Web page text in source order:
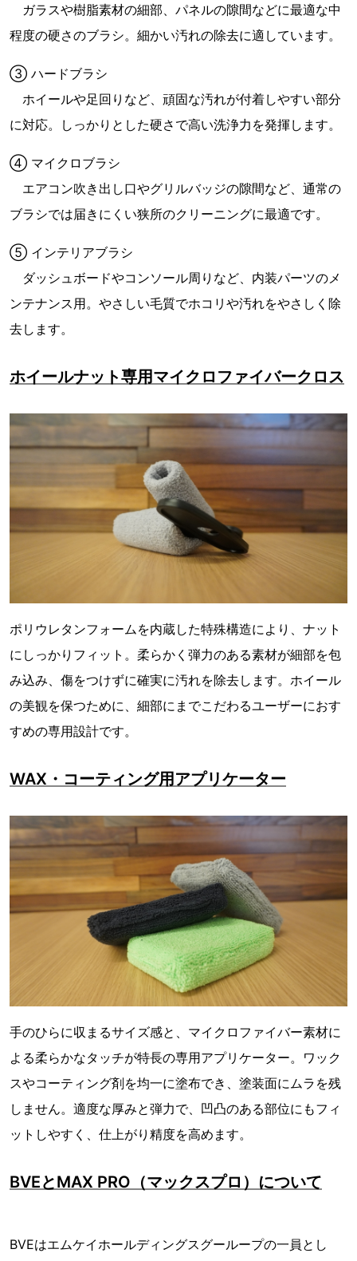
ガラスや樹脂素材の細部、パネルの隙間などに最適な中
程度の硬さのブラシ。細かい汚れの除去に適しています。
③ ハードブラシ
ホイールや足回りなど、頑固な汚れが付着しやすい部分
に対応。しっかりとした硬さで高い洗浄力を発揮します。
④ マイクロブラシ
エアコン吹き出し口やグリルバッジの隙間など、通常の
ブラシでは届きにくい狭所のクリーニングに最適です。
⑤ インテリアブラシ
ダッシュボードやコンソール周りなど、内装パーツのメ
ンテナンス用。やさしい毛質でホコリや汚れをやさしく除
去します。
ホイールナット専用マイクロファイバークロス
ポリウレタンフォームを内蔵した特殊構造により、ナット
にしっかりフィット。柔らかく弾力のある素材が細部を包
み込み、傷をつけずに確実に汚れを除去します。ホイール
の美観を保つために、細部にまでこだわるユーザーにおす
すめの専用設計です。
WAX・コーティング用アプリケーター
手のひらに収まるサイズ感と、マイクロファイバー素材に
よる柔らかなタッチが特長の専用アプリケーター。ワック
スやコーティング剤を均一に塗布でき、塗装面にムラを残
しません。適度な厚みと弾力で、凹凸のある部位にもフィ
ットしやすく、仕上がり精度を高めます。
BVEとMAX PRO（マックスプロ）について
BVEはエムケイホールディングスグーループの一員とし